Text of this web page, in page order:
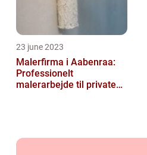
23 june 2023
Malerfirma i Aabenraa:
Professionelt
malerarbejde til private